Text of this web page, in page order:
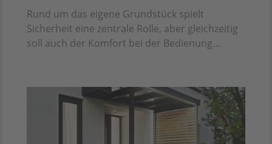
Rund um das eigene Grundstück spielt
Sicherheit eine zentrale Rolle, aber gleichzeitig
soll auch der Komfort bei der Bedienung...